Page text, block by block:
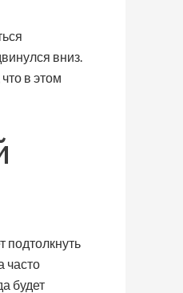
вниз.
в этом
подтолкнуть
часто
будет